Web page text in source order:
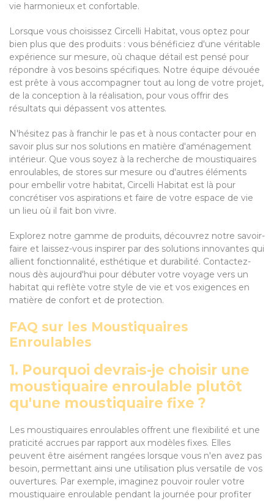
vie harmonieux et confortable.
Lorsque vous choisissez Circelli Habitat, vous optez pour
bien plus que des produits : vous bénéficiez d'une véritable
expérience sur mesure, où chaque détail est pensé pour
répondre à vos besoins spécifiques. Notre équipe dévouée
est prête à vous accompagner tout au long de votre projet,
de la conception à la réalisation, pour vous offrir des
résultats qui dépassent vos attentes.
N'hésitez pas à franchir le pas et à nous contacter pour en
savoir plus sur nos solutions en matière d'aménagement
intérieur. Que vous soyez à la recherche de moustiquaires
enroulables, de stores sur mesure ou d'autres éléments
pour embellir votre habitat, Circelli Habitat est là pour
concrétiser vos aspirations et faire de votre espace de vie
un lieu où il fait bon vivre.
Explorez notre gamme de produits, découvrez notre savoir-
faire et laissez-vous inspirer par des solutions innovantes qui
allient fonctionnalité, esthétique et durabilité. Contactez-
nous dès aujourd'hui pour débuter votre voyage vers un
habitat qui reflète votre style de vie et vos exigences en
matière de confort et de protection.
FAQ sur les Moustiquaires
Enroulables
1. Pourquoi devrais-je choisir une
moustiquaire enroulable plutôt
qu'une moustiquaire fixe ?
Les moustiquaires enroulables offrent une flexibilité et une
praticité accrues par rapport aux modèles fixes. Elles
peuvent être aisément rangées lorsque vous n'en avez pas
besoin, permettant ainsi une utilisation plus versatile de vos
ouvertures. Par exemple, imaginez pouvoir rouler votre
moustiquaire enroulable pendant la journée pour profiter